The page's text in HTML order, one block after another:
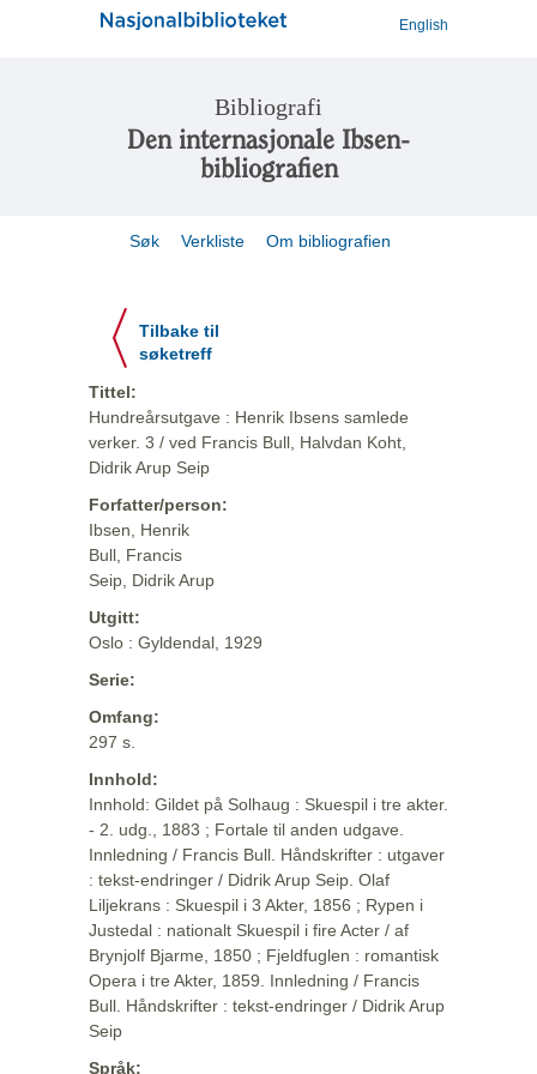
English
Bibliografi
Den internasjonale Ibsen-
bibliografien
Søk Verkliste Om bibliografien
Tilbake til
søketreff
Tittel:
Hundreårsutgave : Henrik Ibsens samlede
verker. 3 / ved Francis Bull, Halvdan Koht,
Didrik Arup Seip
Forfatter/person:
Ibsen, Henrik
Bull, Francis
Seip, Didrik Arup
Utgitt:
Oslo : Gyldendal, 1929
Serie:
Omfang:
297 s.
Innhold:
Innhold: Gildet på Solhaug : Skuespil i tre akter.
- 2. udg., 1883 ; Fortale til anden udgave.
Innledning / Francis Bull. Håndskrifter : utgaver
: tekst-endringer / Didrik Arup Seip. Olaf
Liljekrans : Skuespil i 3 Akter, 1856 ; Rypen i
Justedal : nationalt Skuespil i fire Acter / af
Brynjolf Bjarme, 1850 ; Fjeldfuglen : romantisk
Opera i tre Akter, 1859. Innledning / Francis
Bull. Håndskrifter : tekst-endringer / Didrik Arup
Seip
Språk: